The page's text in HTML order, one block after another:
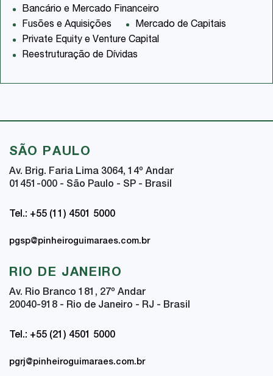
Bancário e Mercado Financeiro
Fusões e Aquisições
Mercado de Capitais
Private Equity e Venture Capital
Reestruturação de Dívidas
SÃO PAULO
Av. Brig. Faria Lima 3064, 14º Andar
01451-000 - São Paulo - SP - Brasil
Tel.: +55 (11) 4501 5000
pgsp@pinheiroguimaraes.com.br
RIO DE JANEIRO
Av. Rio Branco 181, 27º Andar
20040-918 - Rio de Janeiro - RJ - Brasil
Tel.: +55 (21) 4501 5000
pgrj@pinheiroguimaraes.com.br